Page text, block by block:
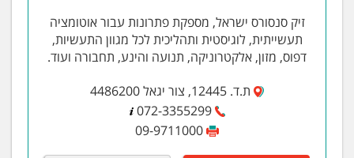
זיק סנסורס ישראל, מספקת פתרונות עבור אוטומציה
תעשייתית, לוגיסטית ותהליכית לכל מגוון התעשיות,
דפוס, מזון, אלקטרוניקה, תנועה והינע, תחבורה ועוד.
ת.ד. 12445, צור יגאל 4486200
072-3355299
09-9711000